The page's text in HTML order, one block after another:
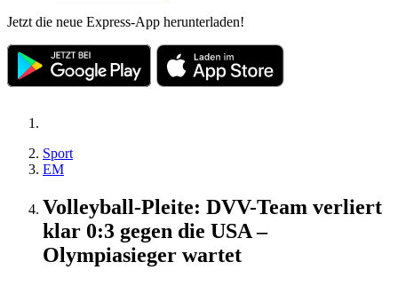
Jetzt die neue Express-App herunterladen!
Sport
EM
Volleyball-Pleite: DVV-Team verliert
klar 0:3 gegen die USA –
Olympiasieger wartet